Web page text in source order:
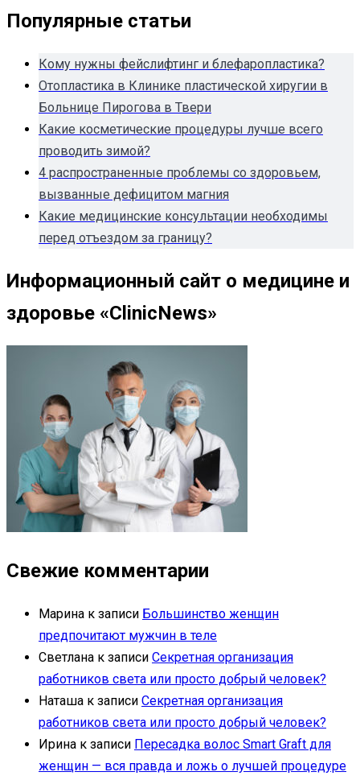
Популярные статьи
Кому нужны фейслифтинг и блефаропластика?
Отопластика в Клинике пластической хиругии в
Больнице Пирогова в Твери
Какие косметические процедуры лучше всего
проводить зимой?
4 распространенные проблемы со здоровьем,
вызванные дефицитом магния
Какие медицинские консультации необходимы
перед отъездом за границу?
Информационный сайт о медицине и
здоровье «ClinicNews»
Свежие комментарии
Марина к записи Большинство женщин
предпочитают мужчин в теле
Светлана к записи Секретная организация
работников света или просто добрый человек?
Наташа к записи Секретная организация
работников света или просто добрый человек?
Ирина к записи Пересадка волос Smart Graft для
женщин — вся правда и ложь о лучшей процедуре